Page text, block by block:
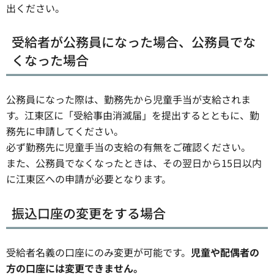
出ください。
受給者が公務員になった場合、公務員でな
くなった場合
公務員になった際は、勤務先から児童手当が支給されま
す。江東区に「受給事由消滅届」を提出するとともに、勤
務先に申請してください。
必ず勤務先に児童手当の支給の有無をご確認ください。
また、公務員でなくなったときは、その翌日から15日以内
に江東区への申請が必要となります。
振込口座の変更をする場合
受給者名義の口座にのみ変更が可能です。 児童や配偶者の
方の口座には変更できません。